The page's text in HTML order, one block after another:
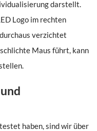
darstellt.
Logo im rechten
verzichtet
Maus führt, kann
haben, sind wir über